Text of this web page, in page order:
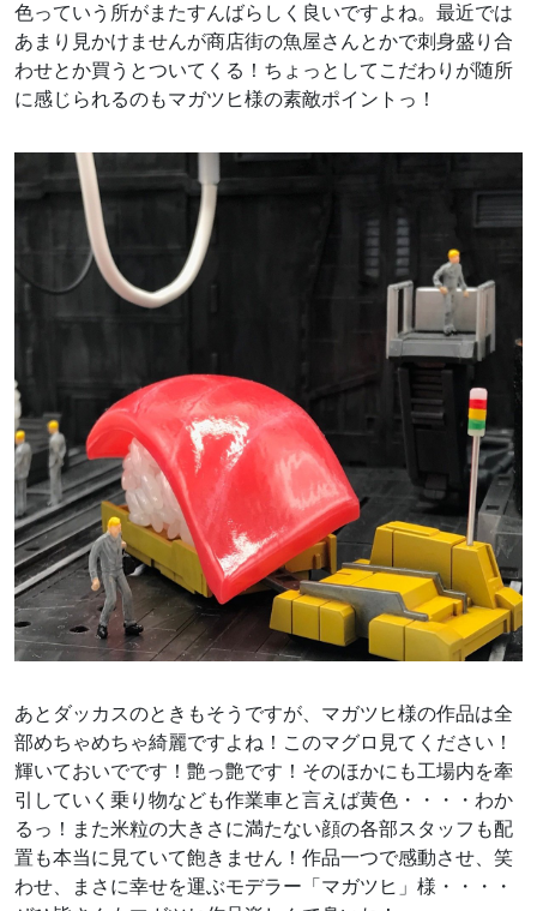
色っていう所がまたすんばらしく良いですよね。最近では
あまり見かけませんが商店街の魚屋さんとかで刺身盛り合
わせとか買うとついてくる！ちょっとしてこだわりが随所
に感じられるのもマガツヒ様の素敵ポイントっ！
あとダッカスのときもそうですが、マガツヒ様の作品は全
部めちゃめちゃ綺麗ですよね！このマグロ見てください！
輝いておいでです！艶っ艶です！そのほかにも工場内を牽
引していく乗り物なども作業車と言えば黄色・・・・わか
るっ！また米粒の大きさに満たない顔の各部スタッフも配
置も本当に見ていて飽きません！作品一つで感動させ、笑
わせ、まさに幸せを運ぶモデラー「マガツヒ」様・・・・